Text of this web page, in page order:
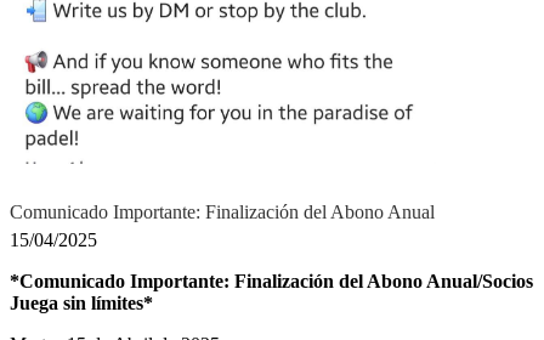
Comunicado Importante: Finalización del Abono Anual
15/04/2025
*Comunicado Importante: Finalización del Abono Anual/Socios
Juega sin límites*